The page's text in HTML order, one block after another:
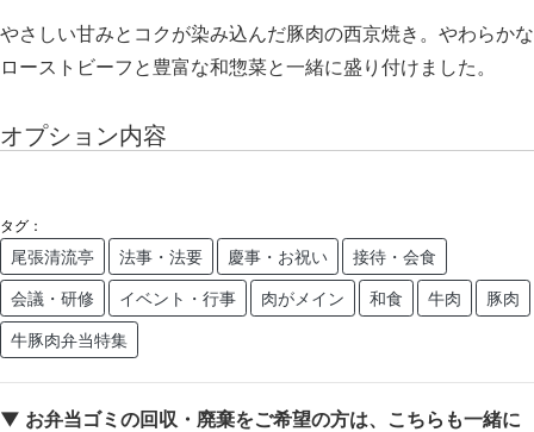
やさしい甘みとコクが染み込んだ豚肉の西京焼き。やわらかな
ローストビーフと豊富な和惣菜と一緒に盛り付けました。
オプション内容
タグ：
尾張清流亭 法事・法要 慶事・お祝い 接待・会食
会議・研修 イベント・行事 肉がメイン 和食 牛肉 豚肉
牛豚肉弁当特集
▼ お弁当ゴミの回収・廃棄をご希望の方は、こちらも一緒に